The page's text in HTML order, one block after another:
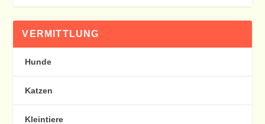
VERMITTLUNG
Hunde
Katzen
Kleintiere